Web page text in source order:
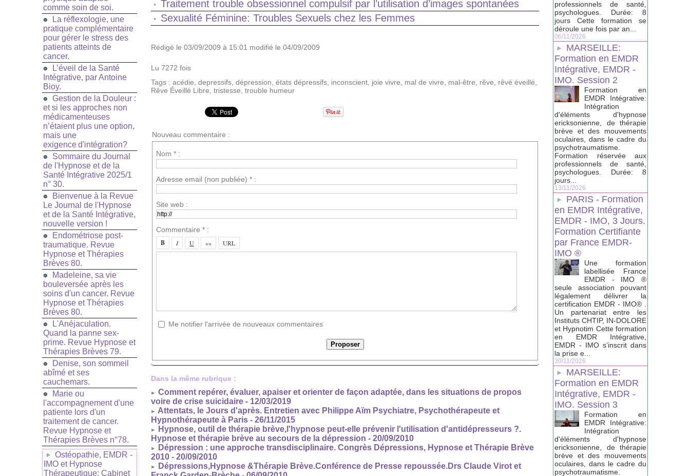
comme soin de soi.
La réflexologie, une
pratique complémentaire
pour gérer le stress des
patients atteints de
cancer.
L’éveil de la Santé
Intégrative, par Antoine
Bioy.
Gestion de la Douleur :
et si les approches non
médicamenteuses
n’étaient plus une option,
mais une
exigence d'intégration?
Sommaire du Journal
de l'Hypnose et de la
Santé Intégrative 2025/1
n° 30.
Bienvenue à la Revue
Le Journal de l'Hypnose
et de la Santé Intégrative,
nouvelle version !
Endométriose post-
traumatique. Revue
Hypnose et Thérapies
Brèves 80.
Madeleine, sa vie
bouleversée après les
soins d'un cancer. Revue
Hypnose et Thérapies
Brèves 80.
L'Anéjaculation.
Quand la panne sex-
prime. Revue Hypnose et
Thérapies Brèves 79.
Denise, son sommeil
abîmé et ses
cauchemars.
Marie ou
l'accompagnement d'une
patiente lors d'un
traitement de cancer.
Revue Hypnose et
Thérapies Brèves n°78.
Ostéopathie, EMDR -
IMO et Hypnose
Thérapeutique: Cabinet
Traitement trouble obsessionnel compulsif par l’utilisation d’images spontanées
Sexualité Féminine: Troubles Sexuels chez les Femmes
Rédigé le 03/09/2009 à 15:01 modifié le 04/09/2009
Lu 7272 fois
Tags : acédie depressifs dépression états dépressifs inconscient joie vivre mal de vivre mal-être rêve rêvé éveillé
Rêve Éveillé Libre tristesse trouble humeur
Nouveau commentaire :
Nom * :
Adresse email (non publiée) * :
Site web :
Commentaire * :
Me notifier l'arrivée de nouveaux commentaires
Dans la même rubrique :
Comment repérer, évaluer, apaiser et orienter de façon adaptée, dans les situations de propos
voire de crise suicidaire - 12/03/2019
Attentats, le Jours d'après. Entretien avec Philippe Aïm Psychiatre, Psychothérapeute et
Hypnothérapeute à Paris - 26/11/2015
Hypnose, outil de thérapie brève,l'hypnose peut-elle prévenir l'utilisation d'antidépresseurs ?.
Hypnose et thérapie brève au secours de la dépression - 20/09/2010
Dépression : une approche transdisciplinaire. Congrès Dépressions, Hypnose et Thérapie Brève
2010 - 20/09/2010
Dépressions,Hypnose &Thérapie Brève.Conférence de Presse repoussée.Drs Claude Virot et
professionnels de santé,
psychologues. Durée: 8
jours Cette formation se
déroule une fois par an...
06/11/2026
MARSEILLE:
Formation en EMDR
Intégrative, EMDR -
IMO. Session 2
Formation en
EMDR Intégrative:
Intégration
d'éléments d'hypnose
ericksonienne, de thérapie
brève et des mouvements
oculaires, dans le cadre du
psychotraumatisme.
Formation réservée aux
professionnels de santé,
psychologues. Durée: 8
jours...
13/11/2026
PARIS - Formation
en EMDR Intégrative,
EMDR - IMO, 3 Jours.
Formation Certifiante
par France EMDR-
IMO ®
Une formation
labellisée France
EMDR - IMO ®
seule association pouvant
légalement délivrer la
certification EMDR - IMO® .
Un partenariat entre les
Instituts CHTIP, IN-DOLORE
et Hypnotim Cette formation
en EMDR Intégrative,
EMDR - IMO s’inscrit dans
la prise e...
30/11/2026
MARSEILLE:
Formation en EMDR
Intégrative, EMDR -
IMO. Session 3
Formation en
EMDR Intégrative:
Intégration
d'éléments d'hypnose
ericksonienne, de thérapie
brève et des mouvements
oculaires, dans le cadre du
psychotraumatisme.